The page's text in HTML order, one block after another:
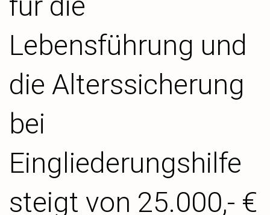
Lebensführung und
die Alterssicherung
bei
Eingliederungshilfe
steigt von 25.000,- €